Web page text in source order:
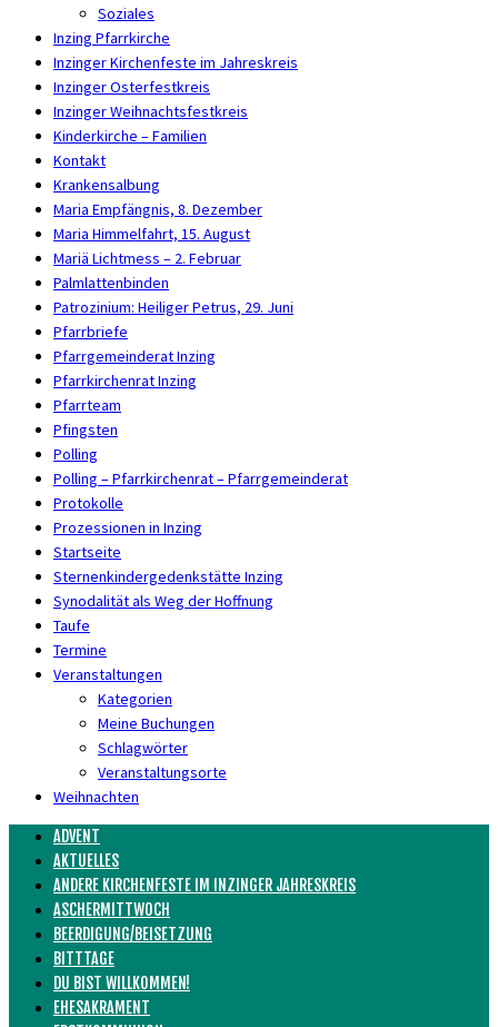
Soziales
Inzing Pfarrkirche
Inzinger Kirchenfeste im Jahreskreis
Inzinger Osterfestkreis
Inzinger Weihnachtsfestkreis
Kinderkirche – Familien
Kontakt
Krankensalbung
Maria Empfängnis, 8. Dezember
Maria Himmelfahrt, 15. August
Mariä Lichtmess – 2. Februar
Palmlattenbinden
Patrozinium: Heiliger Petrus, 29. Juni
Pfarrbriefe
Pfarrgemeinderat Inzing
Pfarrkirchenrat Inzing
Pfarrteam
Pfingsten
Polling
Polling – Pfarrkirchenrat – Pfarrgemeinderat
Protokolle
Prozessionen in Inzing
Startseite
Sternenkindergedenkstätte Inzing
Synodalität als Weg der Hoffnung
Taufe
Termine
Veranstaltungen
Kategorien
Meine Buchungen
Schlagwörter
Veranstaltungsorte
Weihnachten
ADVENT
AKTUELLES
ANDERE KIRCHENFESTE IM INZINGER JAHRESKREIS
ASCHERMITTWOCH
BEERDIGUNG/BEISETZUNG
BITTTAGE
DU BIST WILLKOMMEN!
EHESAKRAMENT